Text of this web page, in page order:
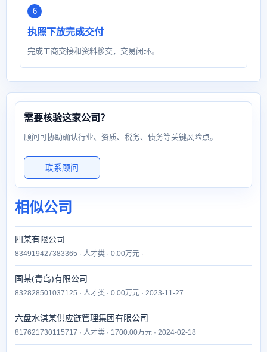
执照下放完成交付
完成工商交接和资料移交，交易闭环。
需要核验这家公司？
顾问可协助确认行业、资质、税务、债务等关键风险点。
联系顾问
相似公司
四某有限公司
834919427383365 · 人才类 · 0.00万元 · -
国某(青岛)有限公司
832828501037125 · 人才类 · 0.00万元 · 2023-11-27
六盘水淇某供应链管理集团有限公司
817621730115717 · 人才类 · 1700.00万元 · 2024-02-18